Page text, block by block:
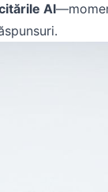
AI